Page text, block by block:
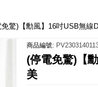
免驚)【勳風】16吋USB無線
商品編號:
(停電免驚)【
美